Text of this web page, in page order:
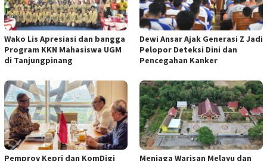
Wako Lis Apresiasi dan bangga
Program KKN Mahasiswa UGM
di Tanjungpinang
Dewi Ansar Ajak Generasi Z Jadi
Pelopor Deteksi Dini dan
Pencegahan Kanker
Pemprov Kepri dan KomDigi
Menjaga Warisan Melayu dan